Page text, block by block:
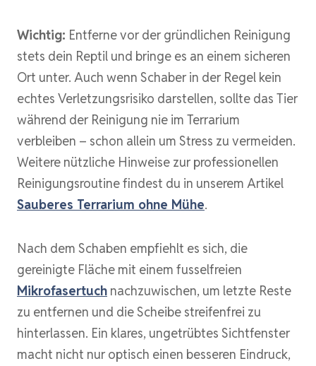
Wichtig: Entferne vor der gründlichen Reinigung
stets dein Reptil und bringe es an einem sicheren
Ort unter. Auch wenn Schaber in der Regel kein
echtes Verletzungsrisiko darstellen, sollte das Tier
während der Reinigung nie im Terrarium
verbleiben – schon allein um Stress zu vermeiden.
Weitere nützliche Hinweise zur professionellen
Reinigungsroutine findest du in unserem Artikel
Sauberes Terrarium ohne Mühe.
Nach dem Schaben empfiehlt es sich, die
gereinigte Fläche mit einem fusselfreien
Mikrofasertuch nachzuwischen, um letzte Reste
zu entfernen und die Scheibe streifenfrei zu
hinterlassen. Ein klares, ungetrübtes Sichtfenster
macht nicht nur optisch einen besseren Eindruck,